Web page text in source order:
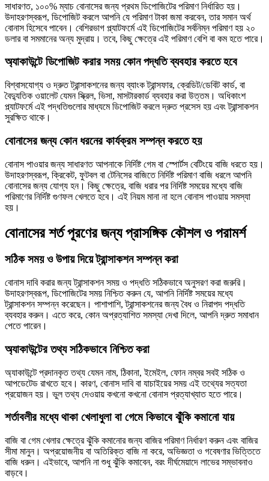
সাধারণত, ১০০% ম্যাচ বোনাসের জন্য প্রথম ডিপোজিটের পরিমাণ নির্ধারিত হয়।
উদাহরণস্বরূপ, ডিপোজিট করলে আপনি যে পরিমাণ টাকা জমা করবেন, তার সমান অর্থ
বোনাস হিসেবে পাবেন। বেশিরভাগ প্ল্যাটফর্মে এই ডিপোজিটের সর্বনিম্ন পরিমাণ হয় ২০
ডলার বা সমমানের অন্য মুদ্রায়। তবে, কিছু ক্ষেত্রে এই পরিমাণ বেশি বা কম হতে পারে।
অ্যাকাউন্টে ডিপোজিট করার সময় কোন পদ্ধতি ব্যবহার করতে হবে
বিশ্বাসযোগ্য ও দ্রুত ট্রান্সাকশনের জন্য ব্যাংক ট্রান্সফার, ক্রেডিট/ডেবিট কার্ড, বা
বৈদ্যুতিক ওয়ালেট যেমন স্ক্রিল, ভিসা, মাসটারকার্ড ব্যবহার করা উত্তম। অধিকাংশ
প্ল্যাটফর্মে এই পদ্ধতিগুলোর মাধ্যমে ডিপোজিট করলে দ্রুত প্রসেস হয় এবং ট্রান্সাকশন
সুরক্ষিত থাকে।
বোনাসের জন্য কোন ধরনের কার্যক্রম সম্পন্ন করতে হয়
বোনাস পাওয়ার জন্য সাধারণত আপনাকে নির্দিষ্ট গেম বা স্পোর্টস বেটিংয়ে বাজি ধরতে হয়।
উদাহরণস্বরূপ, ক্রিকেট, ফুটবল বা টেনিসের বাজিতে নির্দিষ্ট পরিমাণ বাজি ধরলে আপনি
বোনাসের জন্য যোগ্য হন। কিছু ক্ষেত্রে, বাজি ধরার পর নির্দিষ্ট সময়ের মধ্যে বাজি
পরিমাণের নির্দিষ্ট গুণফল খেলতে হবে। এই নিয়ম মানা না হলে বোনাস পাওয়ায় সমস্যা
হয়।
বোনাসের শর্ত পূরণের জন্য প্রাসঙ্গিক কৌশল ও পরামর্শ
সঠিক সময় ও উপায় দিয়ে ট্রান্সাকশন সম্পন্ন করা
বোনাস দাবি করার জন্য ট্রান্সাকশন সময় ও পদ্ধতি সঠিকভাবে অনুসরণ করা জরুরি।
উদাহরণস্বরূপ, ডিপোজিটের সময় নিশ্চিত করুন যে, আপনি নির্দিষ্ট সময়ের মধ্যে
ট্রান্সাকশন সম্পন্ন করেছেন। পাশাপাশি, ট্রান্সাকশনের জন্য বৈধ ও নিরাপদ পদ্ধতি
ব্যবহার করুন। এতে করে, কোন অপ্রত্যাশিত সমস্যা দেখা দিলে, আপনি দ্রুত সমাধান
পেতে পারেন।
অ্যাকাউন্টের তথ্য সঠিকভাবে নিশ্চিত করা
অ্যাকাউন্টে প্রদানকৃত তথ্য যেমন নাম, ঠিকানা, ইমেইল, ফোন নম্বর সবই সঠিক ও
আপডেটেড রাখতে হবে। কারণ, বোনাস দাবি বা যাচাইয়ের সময় এই তথ্যের সত্যতা
প্রয়োজন হয়। ভুল তথ্য দেওয়ায় কখনো কখনো বোনাস প্রত্যাখ্যাত হতে পারে।
শর্তাবলীর মধ্যে থাকা খেলাধুলা বা গেমে কিভাবে ঝুঁকি কমানো যায়
বাজি বা গেম খেলার ক্ষেত্রে ঝুঁকি কমানোর জন্য বাজির পরিমাণ নির্ধারণ করুন এবং বাজির
সীমা মানুন। অপ্রয়োজনীয় বা অতিরিক্ত বাজি না করে, অভিজ্ঞতা ও গবেষণার ভিত্তিতে
বাজি ধরুন। এইভাবে, আপনি না শুধু ঝুঁকি কমাবেন, বরং দীর্ঘমেয়াদে লাভের সম্ভাবনাও
বাড়বে।